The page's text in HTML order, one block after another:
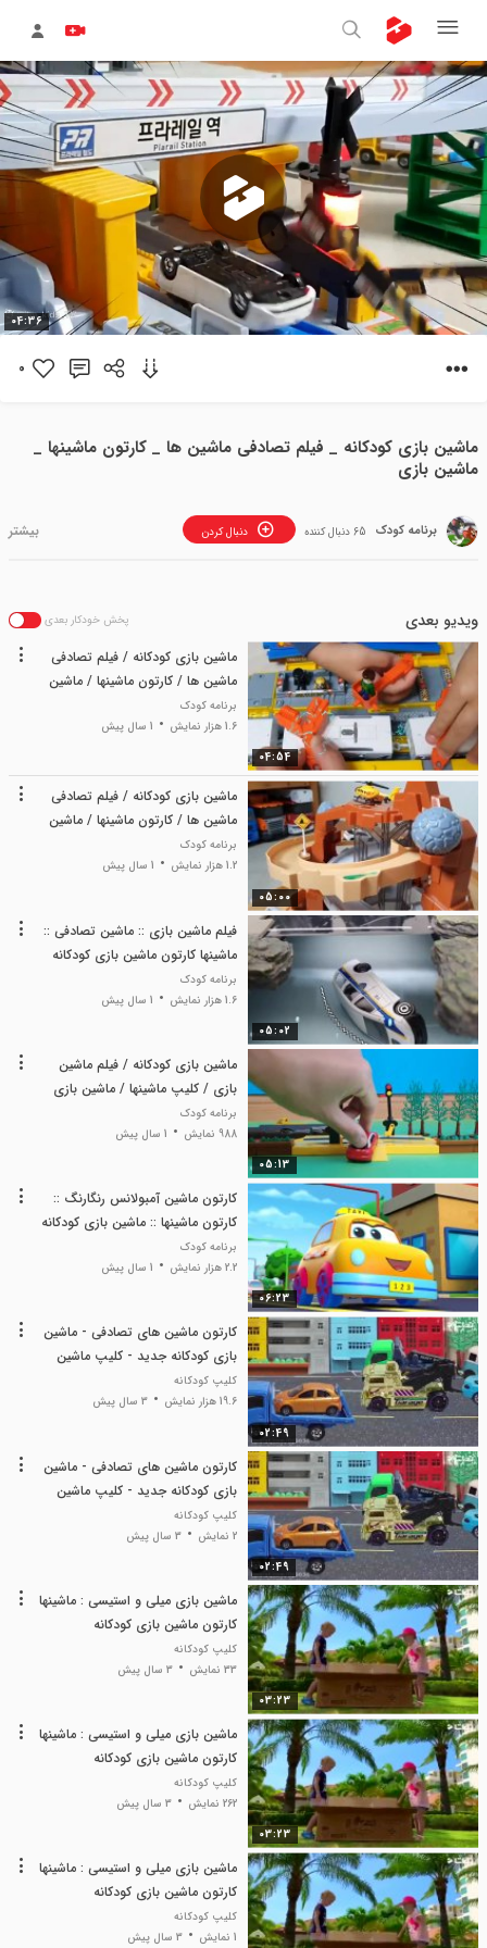
پخش
04:36
0
ماشین بازی کودکانه _ فیلم تصادفی ماشین ها _ کارتون ماشینها _
ماشین بازی
برنامه کودک دنبال کردن 65 دنبال کننده
ویدیو بعدی پخش خودکار بعدی
04:54
ماشین بازی کودکانه / فیلم تصادفی
ماشین ها / کارتون ماشینها / ماشین
بازی
برنامه کودک
1.6 هزار نمایش
1 سال پیش
05:00
ماشین بازی کودکانه / فیلم تصادفی
ماشین ها / کارتون ماشینها / ماشین
بازی
برنامه کودک
1.2 هزار نمایش
1 سال پیش
05:02
فیلم ماشین بازی :: ماشین تصادفی ::
ماشینها کارتون ماشین بازی کودکانه
برنامه کودک
1.6 هزار نمایش
1 سال پیش
05:13
ماشین بازی کودکانه / فیلم ماشین
بازی / کلیپ ماشینها / ماشین بازی
برنامه کودک
988 نمایش
1 سال پیش
06:23
کارتون ماشین آمبولانس رنگارنگ ::
کارتون ماشینها :: ماشین بازی کودکانه
برنامه کودک
2.2 هزار نمایش
1 سال پیش
02:49
کارتون ماشین های تصادفی - ماشین
بازی کودکانه جدید - کلیپ ماشین
بازی
کلیپ کودکانه
19.6 هزار نمایش
3 سال پیش
02:49
کارتون ماشین های تصادفی - ماشین
بازی کودکانه جدید - کلیپ ماشین
بازی
کلیپ کودکانه
2 نمایش
3 سال پیش
03:23
ماشین بازی میلی و استیسی : ماشینها
کارتون ماشین بازی کودکانه
کلیپ کودکانه
33 نمایش
3 سال پیش
03:23
ماشین بازی میلی و استیسی : ماشینها
کارتون ماشین بازی کودکانه
کلیپ کودکانه
262 نمایش
3 سال پیش
ماشین بازی میلی و استیسی : ماشینها
کارتون ماشین بازی کودکانه
کلیپ کودکانه
1 نمایش
3 سال پیش